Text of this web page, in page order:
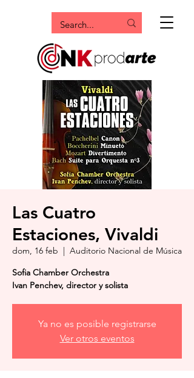
Las Cuatro
Estaciones, Vivaldi
dom, 16 feb
  |
Auditorio Nacional de Música
Sofia Chamber Orchestra
Ivan Penchev, director y solista
Ya no es posible registrarse
Ver otros eventos